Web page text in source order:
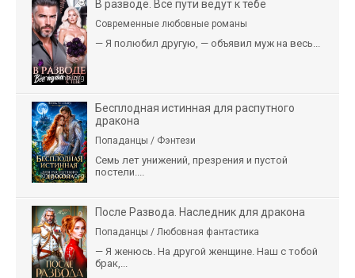
В разводе. Все пути ведут к тебе
Современные любовные романы
— Я полюбил другую, — объявил муж на весь...
Бесплодная истинная для распутного
дракона
Попаданцы / Фэнтези
Семь лет унижений, презрения и пустой
постели....
После Развода. Наследник для дракона
Попаданцы / Любовная фантастика
— Я женюсь. На другой женщине. Наш с тобой
брак,...